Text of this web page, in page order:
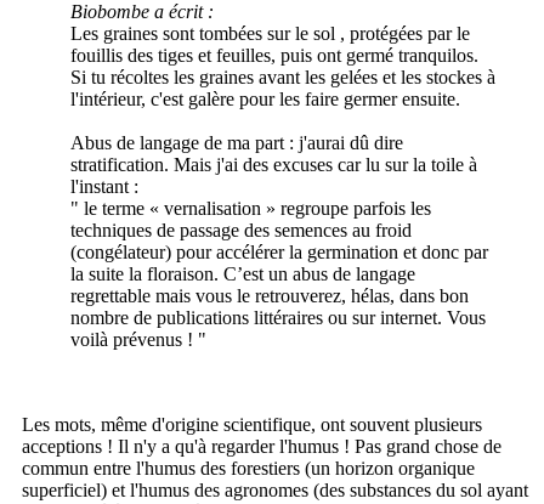
Biobombe a écrit :
Les graines sont tombées sur le sol , protégées par le
fouillis des tiges et feuilles, puis ont germé tranquilos.
Si tu récoltes les graines avant les gelées et les stockes à
l'intérieur, c'est galère pour les faire germer ensuite.
Abus de langage de ma part : j'aurai dû dire
stratification. Mais j'ai des excuses car lu sur la toile à
l'instant :
" le terme « vernalisation » regroupe parfois les
techniques de passage des semences au froid
(congélateur) pour accélérer la germination et donc par
la suite la floraison. C’est un abus de langage
regrettable mais vous le retrouverez, hélas, dans bon
nombre de publications littéraires ou sur internet. Vous
voilà prévenus ! "
Les mots, même d'origine scientifique, ont souvent plusieurs
acceptions ! Il n'y a qu'à regarder l'humus ! Pas grand chose de
commun entre l'humus des forestiers (un horizon organique
superficiel) et l'humus des agronomes (des substances du sol ayant